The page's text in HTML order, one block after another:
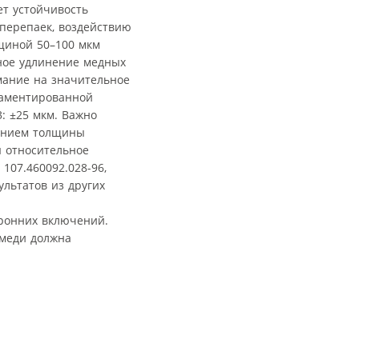
устойчивость
воздействию
50–100 мкм
удлинение медных
на значительное
±25 мкм. Важно
толщины
96,
из других
включений.
должна